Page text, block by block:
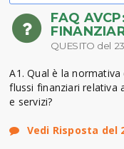
FAQ
QUESITO del
A1. Qual è la
flussi finanziari relativa
e servizi?
Vedi Risposta del